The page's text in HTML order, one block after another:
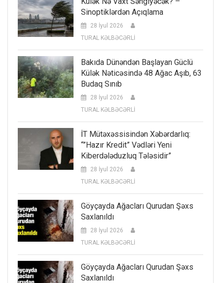
Sinoptiklərdən Açıqlama
28 İyul 2026
TURAL KƏLBƏCƏRLİ
Bakıda Dünəndən Başlayan Güclü
Külək Nəticəsində 48 Ağac Aşıb, 63
Budaq Sınıb
28 İyul 2026
TURAL KƏLBƏCƏRLİ
İT Mütəxəssisindən Xəbərdarlıq:
“”Hazır Kredit” Vədləri Yeni
Kiberdələduzluq Tələsidir”
28 İyul 2026
TURAL KƏLBƏCƏRLİ
Göyçayda Ağacları Qurudan Şəxs
Saxlanıldı
28 İyul 2026
TURAL KƏLBƏCƏRLİ
Göyçayda Ağacları Qurudan Şəxs
Saxlanıldı